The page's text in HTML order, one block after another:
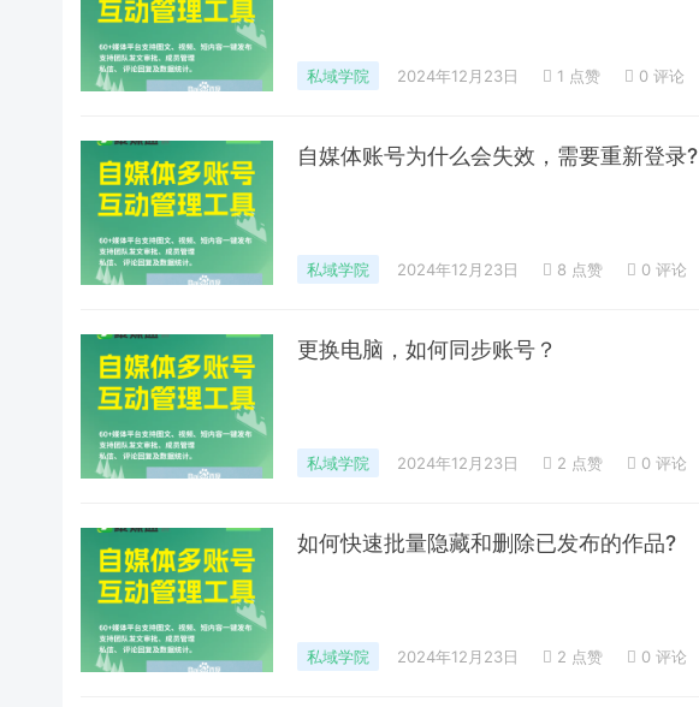
私域学院 2024年12月23日 1 点赞 0 评论
自媒体账号为什么会失效，需要重新登录?
私域学院 2024年12月23日 8 点赞 0 评论
更换电脑，如何同步账号？
私域学院 2024年12月23日 2 点赞 0 评论
如何快速批量隐藏和删除已发布的作品?
私域学院 2024年12月23日 2 点赞 0 评论